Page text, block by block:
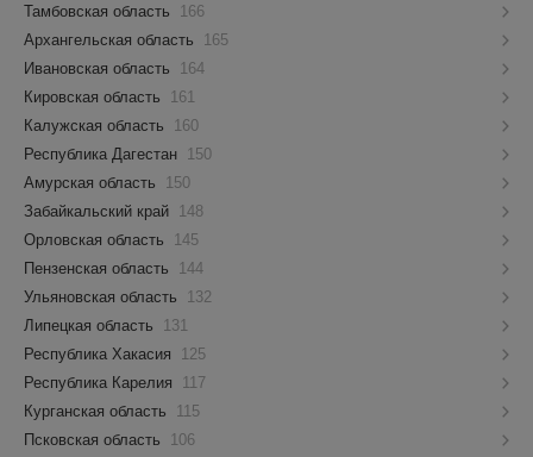
Тамбовская область
166
Архангельская область
165
Ивановская область
164
Кировская область
161
Калужская область
160
Республика Дагестан
150
Амурская область
150
Забайкальский край
148
Орловская область
145
Пензенская область
144
Ульяновская область
132
Липецкая область
131
Республика Хакасия
125
Республика Карелия
117
Курганская область
115
Псковская область
106